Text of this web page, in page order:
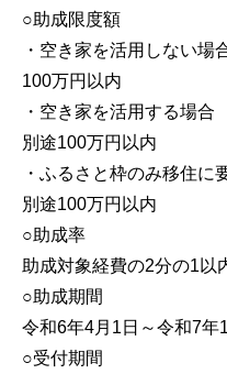
○助成限度額
・空き家を活用しない場
100万円以内
・空き家を活用する場合
別途100万円以内
・ふるさと枠のみ移住に
別途100万円以内
○助成率
助成対象経費の2分の1以
○助成期間
令和6年4月1日～令和7年
○受付期間